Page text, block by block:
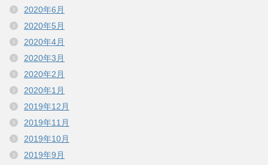
2020年6月
2020年5月
2020年4月
2020年3月
2020年2月
2020年1月
2019年12月
2019年11月
2019年10月
2019年9月